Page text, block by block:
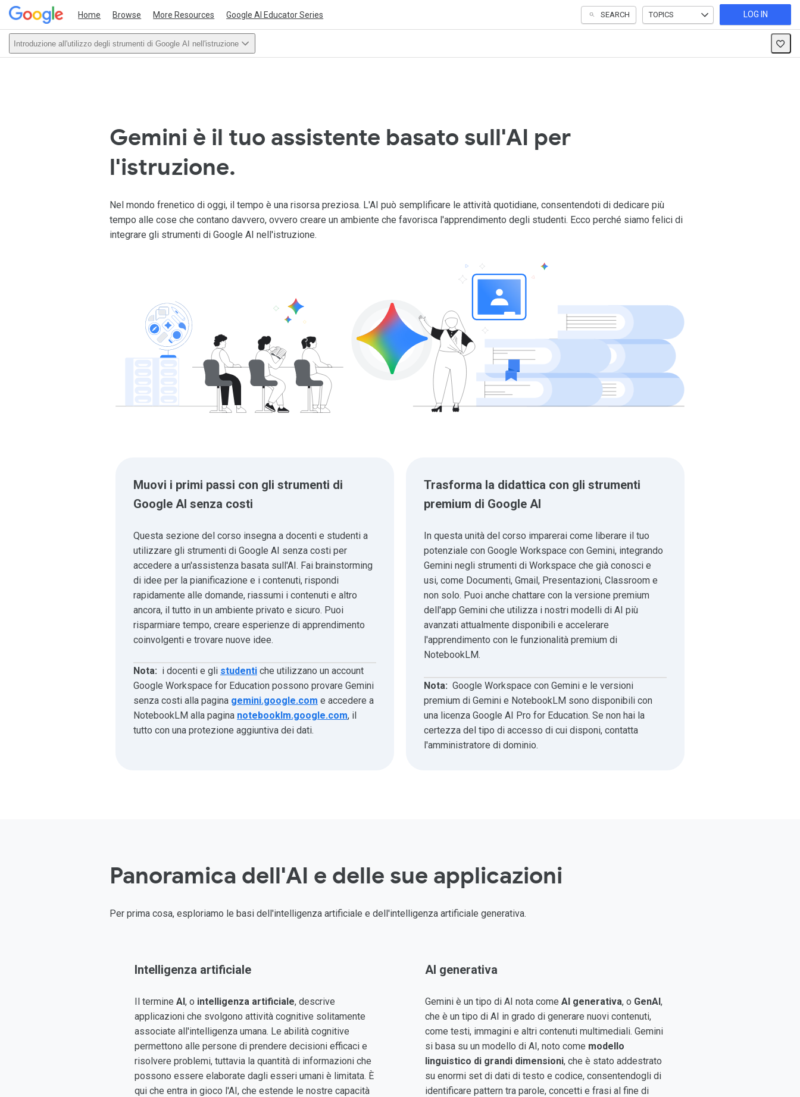
Home Browse More Resources Google AI Educator Series SEARCH TOPICS LOG IN
Introduzione all'utilizzo degli strumenti di Google AI nell'istruzione
Gemini è il tuo assistente basato sull'AI per
l'istruzione.
Nel mondo frenetico di oggi, il tempo è una risorsa preziosa. L'AI può semplificare le attività quotidiane, consentendoti di dedicare più
tempo alle cose che contano davvero, ovvero creare un ambiente che favorisca l'apprendimento degli studenti. Ecco perché siamo felici di
integrare gli strumenti di Google AI nell'istruzione.
Muovi i primi passi con gli strumenti di
Google AI senza costi
Questa sezione del corso insegna a docenti e studenti a
utilizzare gli strumenti di Google AI senza costi per
accedere a un'assistenza basata sull'AI. Fai brainstorming
di idee per la pianificazione e i contenuti, rispondi
rapidamente alle domande, riassumi i contenuti e altro
ancora, il tutto in un ambiente privato e sicuro. Puoi
risparmiare tempo, creare esperienze di apprendimento
coinvolgenti e trovare nuove idee.
Nota: i docenti e gli studenti che utilizzano un account
Google Workspace for Education possono provare Gemini
senza costi alla pagina gemini.google.com e accedere a
NotebookLM alla pagina notebooklm.google.com, il
tutto con una protezione aggiuntiva dei dati.
Trasforma la didattica con gli strumenti
premium di Google AI
In questa unità del corso imparerai come liberare il tuo
potenziale con Google Workspace con Gemini, integrando
Gemini negli strumenti di Workspace che già conosci e
usi, come Documenti, Gmail, Presentazioni, Classroom e
non solo. Puoi anche chattare con la versione premium
dell'app Gemini che utilizza i nostri modelli di AI più
avanzati attualmente disponibili e accelerare
l'apprendimento con le funzionalità premium di
NotebookLM.
Nota: Google Workspace con Gemini e le versioni
premium di Gemini e NotebookLM sono disponibili con
una licenza Google AI Pro for Education. Se non hai la
certezza del tipo di accesso di cui disponi, contatta
l'amministratore di dominio.
Panoramica dell'AI e delle sue applicazioni
Per prima cosa, esploriamo le basi dell'intelligenza artificiale e dell'intelligenza artificiale generativa.
Intelligenza artificiale
Il termine AI, o intelligenza artificiale, descrive
applicazioni che svolgono attività cognitive solitamente
associate all'intelligenza umana. Le abilità cognitive
permettono alle persone di prendere decisioni efficaci e
risolvere problemi, tuttavia la quantità di informazioni che
possono essere elaborate dagli esseri umani è limitata. È
qui che entra in gioco l'AI, che estende le nostre capacità
AI generativa
Gemini è un tipo di AI nota come AI generativa, o GenAI,
che è un tipo di AI in grado di generare nuovi contenuti,
come testi, immagini e altri contenuti multimediali. Gemini
si basa su un modello di AI, noto come modello
linguistico di grandi dimensioni, che è stato addestrato
su enormi set di dati di testo e codice, consentendogli di
identificare pattern tra parole, concetti e frasi al fine di